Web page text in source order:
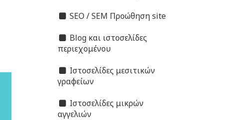
SEO / SEM Προώθηση site
Blog και ιστοσελίδες
περιεχομένου
Ιστοσελίδες μεσιτικών
γραφείων
Ιστοσελίδες μικρών
αγγελιών